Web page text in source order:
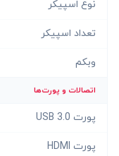
نوع اسپیکر
تعداد اسپیکر
وبکم
اتصالات و پورت‌ها
پورت USB 3.0
پورت HDMI